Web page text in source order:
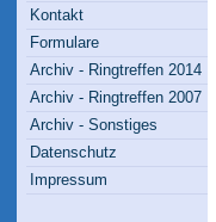
Kontakt
Formulare
Archiv - Ringtreffen 2014
Archiv - Ringtreffen 2007
Archiv - Sonstiges
Datenschutz
Impressum